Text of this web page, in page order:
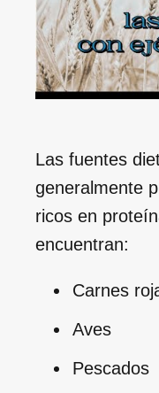
Las fuentes
generalmente
ricos en
encuentran:
Carnes
Aves
Pescados